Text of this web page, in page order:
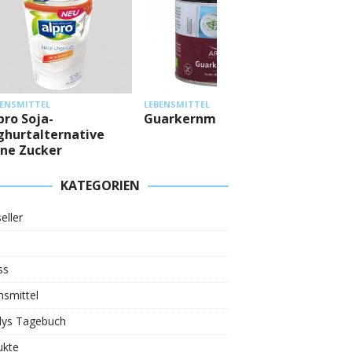
Soja-
Zucker
LEBENSMITTEL
Guarkernmehl
KATEGORIEN
Tagebuch